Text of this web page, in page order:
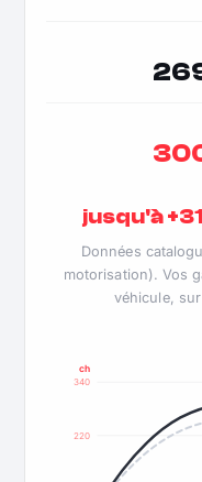
jusqu'à
Données
motorisation). Vos
véhicule,
220
340
ch